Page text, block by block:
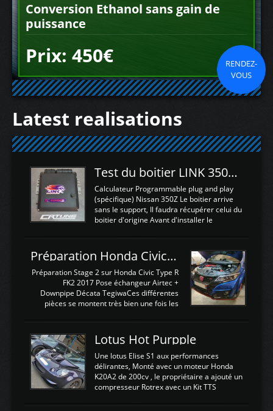
Conversion Ethanol sans gain de
puissance
Prix: 450€
RENDEZ-
VOUS
Latest realisations
Test du boitier LINK 350Z Plugin ECU
Calculateur Programmable plug and play
(spécifique) Nissan 350Z Le boitier arrive
sans le support, Il faudra récupérer celui du
boitier d'origine Avant d'installer le
d'envoyer l'information de la large bande
dans le boitier. sydney sweeney deepfake
La sortie 0-5V de l'afr sera connectée sur
l'entrée AN Volt 8 et GndAN pour
Analogique, et Volt car l'information est une
tension (Pas une résistance variable d'un
est temps de brancher le ...
Préparation Honda Civic Type R FK2
Préparation Stage 2 sur Honda Civic Type R
FK2 2017 Pose échangeur Airtec +
Downpipe Décata TegiwaCes différentes
pièces se montent très bien une fois les
légere découpe du plastique inferieur,
negénant en rien la structure ou le
fonctionnement du fond plat. Une
reprogrammation Stage 2 est faite sur le
calculateur d'origine. Une alternative
économique au passage sur Hondata
d'origine 310cv et 400Nn , Une fois
Lotus Hot Purpple
Une lotus Elise S1 aux performances
délirantes, Monté avec un moteur Honda
K20A2 de 200cv , le propriétaire a ajouté un
compresseur Rotrex avec un Kit TTS